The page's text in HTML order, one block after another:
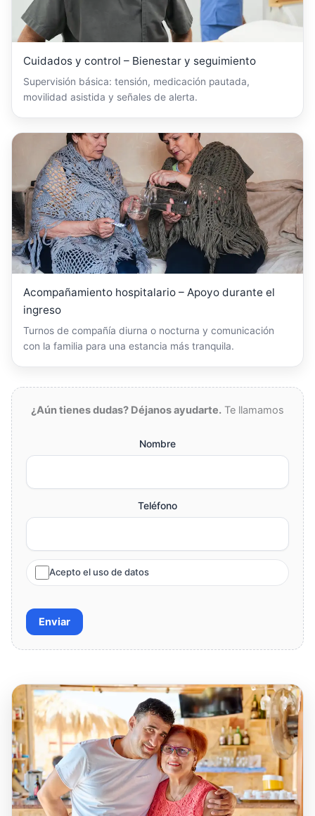
Cuidados y control – Bienestar y seguimiento
Supervisión básica: tensión, medicación pautada,
movilidad asistida y señales de alerta.
Acompañamiento hospitalario – Apoyo durante el
ingreso
Turnos de compañía diurna o nocturna y comunicación
con la familia para una estancia más tranquila.
¿Aún tienes dudas? Déjanos ayudarte. Te llamamos
Nombre
Teléfono
Acepto el uso de datos
Enviar